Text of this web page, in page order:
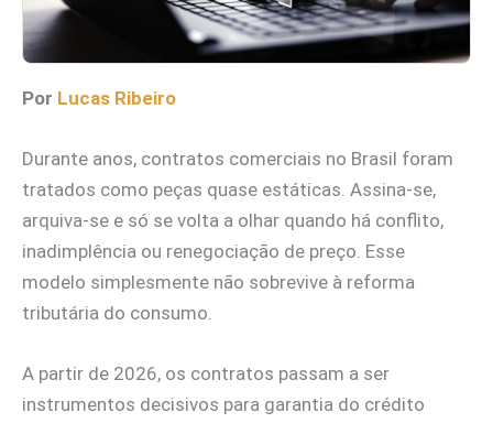
Por Lucas Ribeiro
Durante anos, contratos comerciais no Brasil foram
tratados como peças quase estáticas. Assina-se,
arquiva-se e só se volta a olhar quando há conflito,
inadimplência ou renegociação de preço. Esse
modelo simplesmente não sobrevive à reforma
tributária do consumo.
A partir de 2026, os contratos passam a ser
instrumentos decisivos para garantia do crédito